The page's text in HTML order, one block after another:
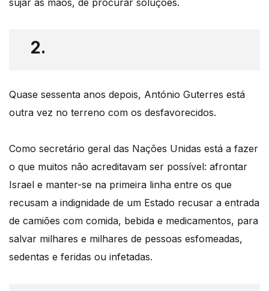
sujar as mãos, de procurar soluções.
2.
Quase sessenta anos depois, António Guterres está
outra vez no terreno com os desfavorecidos.
Como secretário geral das Nações Unidas está a fazer
o que muitos não acreditavam ser possível: afrontar
Israel e manter-se na primeira linha entre os que
recusam a indignidade de um Estado recusar a entrada
de camiões com comida, bebida e medicamentos, para
salvar milhares e milhares de pessoas esfomeadas,
sedentas e feridas ou infetadas.